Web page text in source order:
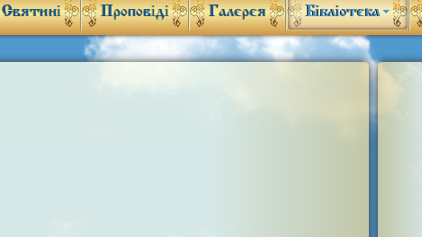
Святині Проповіді Галерея Бібліотека